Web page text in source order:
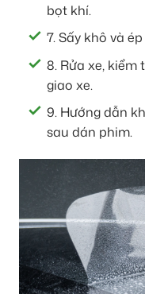
bọt khí.
7. Sấy khô và
8. Rửa xe,
giao xe.
9. Hướng dẫn
sau dán phim.